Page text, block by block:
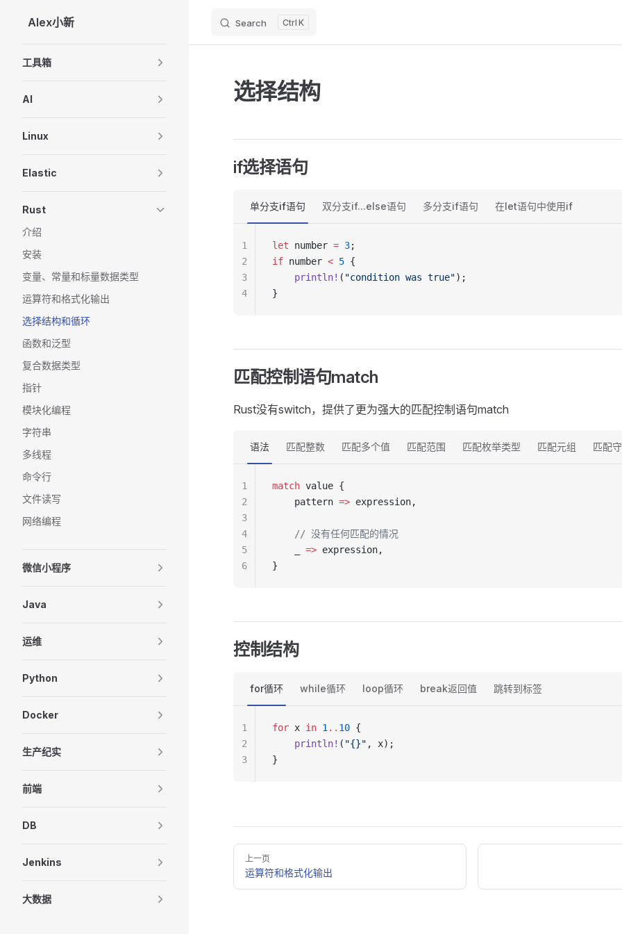
Skip to content
Alex小新 Search K
工具箱
AI
Linux
Elastic
Rust
介绍
安装
变量、常量和标量数据类型
运算符和格式化输出
选择结构和循环
函数和泛型
复合数据类型
指针
模块化编程
字符串
多线程
命令行
文件读写
网络编程
微信小程序
Java
运维
Python
Docker
生产纪实
前端
DB
Jenkins
大数据
选择结构
if选择语句
单分支if语句 双分支if...else语句 多分支if语句 在let语句中使用if
let number = 3;
if number < 5 {
    println!
( "condition was true");
}
1
2
3
4
匹配控制语句match
Rust没有switch，提供了更为强大的匹配控制语句match
语法 匹配整数 匹配多个值 匹配范围 匹配枚举类型 匹配元组 匹配
match value {
    pattern
=> expression,
    // 没有任何匹配的情况
=> expression,
}
1
2
3
4
5
6
控制结构
for循环 while循环 loop循环 break返回值 跳转到标签
for x in 1 .. 10 {
    println!
( "{}" , x);
}
1
2
3
Pager
上一页
运算符和格式化输出